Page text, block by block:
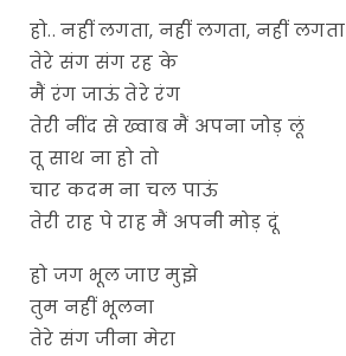
हो.. नहीं लगता, नहीं लगता, नहीं लगता
तेरे संग संग रह के
मैं रंग जाऊं तेरे रंग
तेरी नींद से ख्वाब मैं अपना जोड़ लूं
तू साथ ना हो तो
चार कदम ना चल पाऊं
तेरी राह पे राह मैं अपनी मोड़ दूं
हो जग भूल जाए मुझे
तुम नहीं भूलना
तेरे संग जीना मेरा